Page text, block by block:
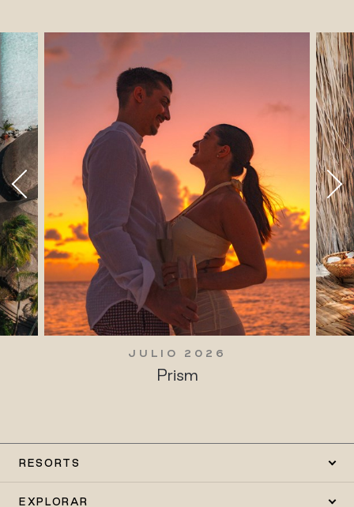
JULIO 2026
Prism
RESORTS
EXPLORAR